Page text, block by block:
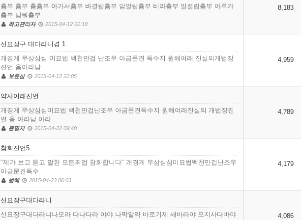
츰부 츰부 츰츰부 아가셔츰부 바결랍츰부 암발랍츰부 비라츰부 발졀랍츰부 아루가
츰부 담뭐츰부 …
최고관리자 2015-04-12 00:10
8,183
신묘장구 대다라니경 1
개경게 무상심심 미묘법 백천만겁 난조우 아금문견 득수지 원해여래 진실의개법장
진언 옴아라남 …
보륜심 2015-04-12 22:05
4,959
약사여래진언
개경게 무상심심미묘법 백천만겁난조우 아금문견득수지 원해여래진실의 개법장진
언 옴 아라남 아라…
원명지 2015-04-22 09:40
4,789
참회진언5
"제가 보고 듣고 말한 모든죄업 참회합니다" 개경게 무삼심심미묘법백천만겁난조우
아금문견득수…
법혜 2015-04-23 06:03
4,179
신묘장구대다라니
신묘장구대다라니나모라 다나다라 야야 나막알약 바로기제 새바라야 모지사다바야
4,086